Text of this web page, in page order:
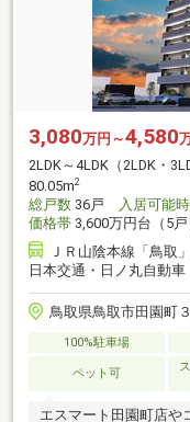
3,080万円～4,580
2LDK～4LDK（2LDK・
80.05m2
総戸数 36戸 入居可能
価格帯 3,600万円台（5戸
ＪＲ山陰本線「鳥取
日本交通・日ノ丸自動
鳥取県鳥取市田園町３
100%駐車場
ペット可
エスマート田園町店や